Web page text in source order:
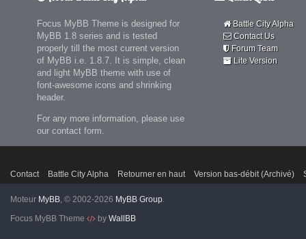
Focus MyBB Theme is designed for
MyBB 1.8 series and is tested
properly till the most current version
of MyBB i.e. 1.8.7. It is simple, clean
and light MyBB theme with use of
font-awesome icons and shrinking
header.
For any more information, please use
our contact form.
Battle City Alpha
Contact Us
Forum Team
Lite Version
Contact Battle City Alpha Retourner en haut Version bas-débit (Archivé)
Moteur MyBB, © 2002-2026 MyBB Group.
Focus MyBB Theme
by WallBB